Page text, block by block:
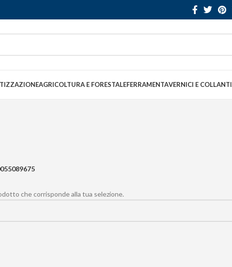
AGRICOLTURA E FORESTALEFERRAMENTAVERNICI E COLLANTI
che corrisponde alla tua selezione.